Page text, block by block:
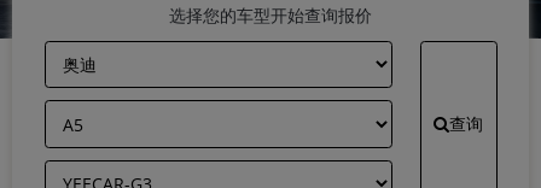
选择您的车型开始查询报价
查询